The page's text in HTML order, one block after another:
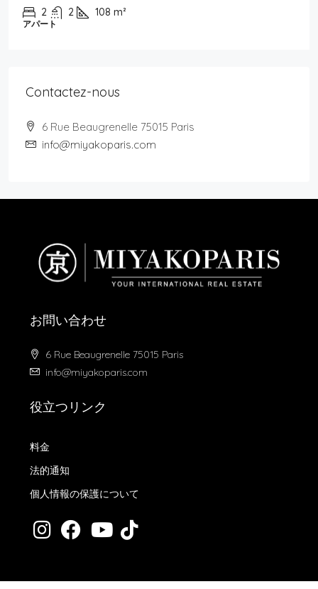
2 2 108 m²
アパート
Contactez-nous
6 Rue Beaugrenelle 75015 Paris
info@miyakoparis.com
お問い合わせ
6 Rue Beaugrenelle 75015 Paris
info@miyakoparis.com
役立つリンク
料金
法的通知
個人情報の保護について